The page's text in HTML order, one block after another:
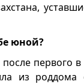
юной?
первого
из роддома